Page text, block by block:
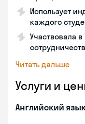
Использует
каждого
Участвовала
Читать дальше
Услуги и
Английский